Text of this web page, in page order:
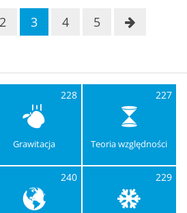
2 3 4 5
228
Grawitacja
227
Teoria względności
240 229